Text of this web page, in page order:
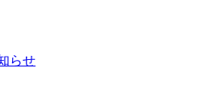
らせ